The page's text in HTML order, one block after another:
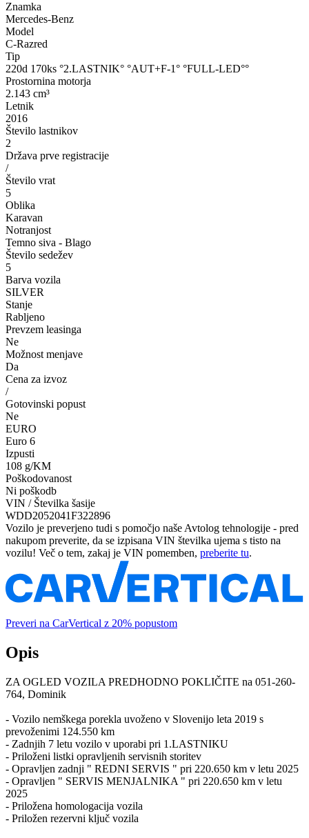
Znamka
Mercedes-Benz
Model
C-Razred
Tip
220d 170ks °2.LASTNIK° °AUT+F-1° °FULL-LED°°
Prostornina motorja
2.143 cm³
Letnik
2016
Število lastnikov
2
Država prve registracije
/
Število vrat
5
Oblika
Karavan
Notranjost
Temno siva - Blago
Število sedežev
5
Barva vozila
SILVER
Stanje
Rabljeno
Prevzem leasinga
Ne
Možnost menjave
Da
Cena za izvoz
/
Gotovinski popust
Ne
EURO
Euro 6
Izpusti
108 g/KM
Poškodovanost
Ni poškodb
VIN / Številka šasije
WDD2052041F322896
Vozilo je preverjeno tudi s pomočjo naše Avtolog tehnologije - pred
nakupom preverite, da se izpisana VIN številka ujema s tisto na
vozilu! Več o tem, zakaj je VIN pomemben, preberite tu.
Preveri na CarVertical z 20% popustom
Opis
ZA OGLED VOZILA PREDHODNO POKLIČITE na 051-260-
764, Dominik
- Vozilo nemškega porekla uvoženo v Slovenijo leta 2019 s
prevoženimi 124.550 km
- Zadnjih 7 letu vozilo v uporabi pri 1.LASTNIKU
- Priloženi listki opravljenih servisnih storitev
- Opravljen zadnji " REDNI SERVIS " pri 220.650 km v letu 2025
- Opravljen " SERVIS MENJALNIKA " pri 220.650 km v letu
2025
- Priložena homologacija vozila
- Priložen rezervni ključ vozila